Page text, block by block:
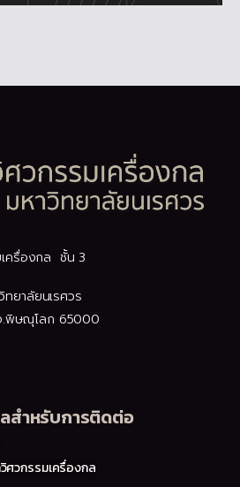
เครื่องกล ชั้น 3
ยาลัยนเรศวร
.พิษณุโลก 65000
สำหรับการติดต่อ
ศวกรรมเครื่องกล